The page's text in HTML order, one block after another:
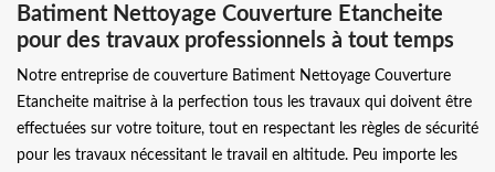
Batiment Nettoyage Couverture Etancheite
pour des travaux professionnels à tout temps
Notre entreprise de couverture Batiment Nettoyage Couverture
Etancheite maitrise à la perfection tous les travaux qui doivent être
effectuées sur votre toiture, tout en respectant les règles de sécurité
pour les travaux nécessitant le travail en altitude. Peu importe les